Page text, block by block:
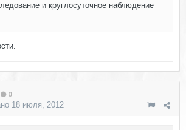
и круглосуточное наблюдение
0
18 июля, 2012